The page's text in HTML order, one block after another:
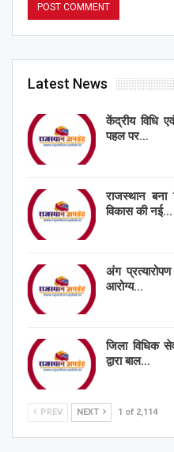
Latest News
केंद्रीय विधि
पहल पर…
राजस्थान
विकास की नई…
अंग
आरोग्य…
जिला विधिक
द्वारा बाल…
PREV NEXT 1 of 2,114